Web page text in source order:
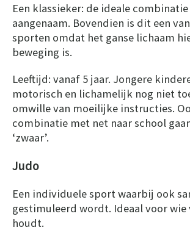
Een klassieker: de ideale
aangenaam. Bovendien is dit een
sporten omdat het ganse lichaam
beweging is.
Leeftijd: vanaf 5 jaar. Jongere
motorisch en lichamelijk nog niet
omwille van moeilijke instructies.
combinatie met net naar school
‘zwaar’.
Judo
Een individuele sport waarbij ook
gestimuleerd wordt. Ideaal voor wie
houdt.